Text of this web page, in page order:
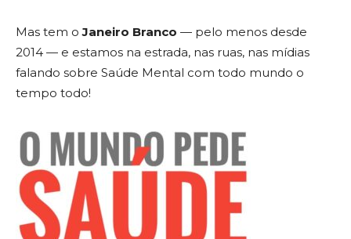
Mas tem oJaneiro Branco — pelo menos desde
2014 — e estamos na estrada, nas ruas, nas mídias
falando sobre Saúde Mental com todo mundo o
tempo todo!